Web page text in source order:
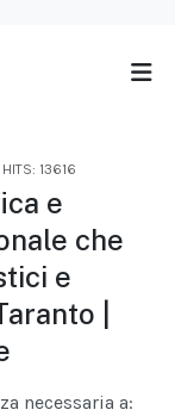
HITS: 13616
e
che
e
|
necessaria a: